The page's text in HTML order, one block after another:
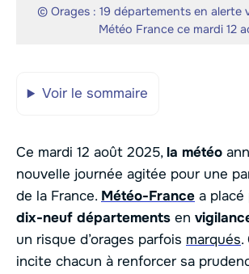
© Orages : 19 départements en alerte
Météo France ce mardi 12
Voir le sommaire
Ce mardi 12 août 2025, la météo
nouvelle journée agitée pour une
de la France. Météo-France a placé
dix-neuf départements en
un risque d’orages parfois marqués.
incite chacun à renforcer sa